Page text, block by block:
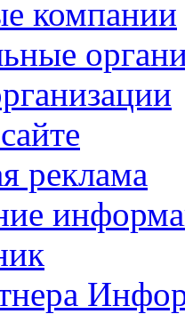
компании
реклама